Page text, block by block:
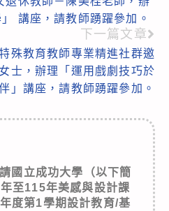
講座，請教師踴躍參加。
下一篇文章
殊教育教師專業精進社群邀
士，辦理「運用戲劇技巧於
」講座，請教師踴躍參加。
國立成功大學（以下簡
至115年美感與設計課
度第1學期設計教育/基